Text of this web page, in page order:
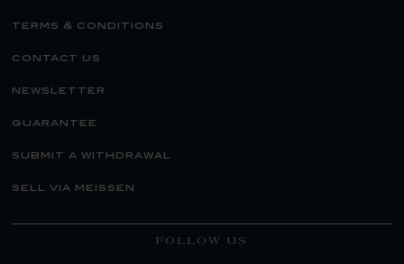
terms & conditions
contact us
newsletter
guarantee
submit a withdrawal
sell via meissen
FOLLOW US